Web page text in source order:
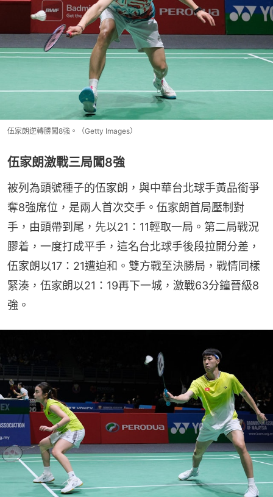
伍家朗逆轉勝闖8強。（Getty Images）
伍家朗激戰三局闖8強
被列為頭號種子的伍家朗，與中華台北球手黃品銜爭
奪8強席位，是兩人首次交手。伍家朗首局壓制對
手，由頭帶到尾，先以21：11輕取一局。第二局戰況
膠着，一度打成平手，這名台北球手後段拉開分差，
伍家朗以17：21遭迫和。雙方戰至決勝局，戰情同樣
緊湊，伍家朗以21：19再下一城，激戰63分鐘晉級8
強。